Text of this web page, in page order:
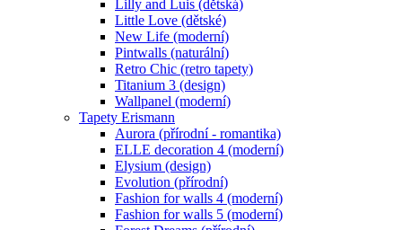
Lilly and Luis (dětská)
Little Love (dětské)
New Life (moderní)
Pintwalls (naturální)
Retro Chic (retro tapety)
Titanium 3 (design)
Wallpanel (moderní)
Tapety Erismann
Aurora (přírodní - romantika)
ELLE decoration 4 (moderní)
Elysium (design)
Evolution (přírodní)
Fashion for walls 4 (moderní)
Fashion for walls 5 (moderní)